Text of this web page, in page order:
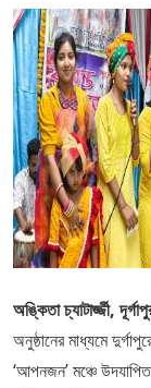
অঙ্কিতা চ্যাটার্জ্জী,
অনুষ্ঠানের মাধ্যমে
‘আপনজন’ মঞ্চে